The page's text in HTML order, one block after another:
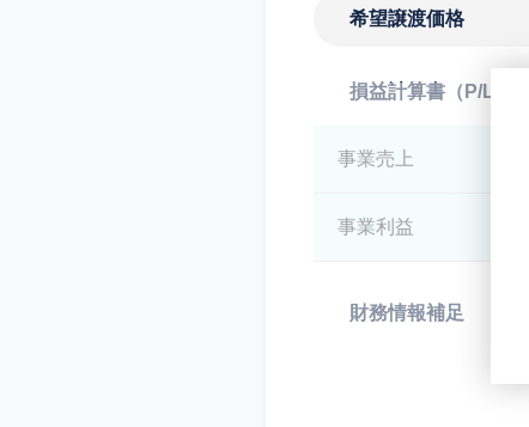
希望譲渡価格
損益計算書（P/L）
事業売上
事業利益
財務情報補足